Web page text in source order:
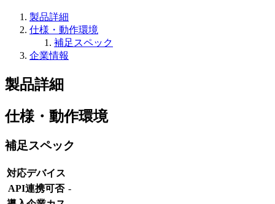
製品詳細
仕様・動作環境
補足スペック
企業情報
製品詳細
仕様・動作環境
補足スペック
対応デバイス
API連携可否 -